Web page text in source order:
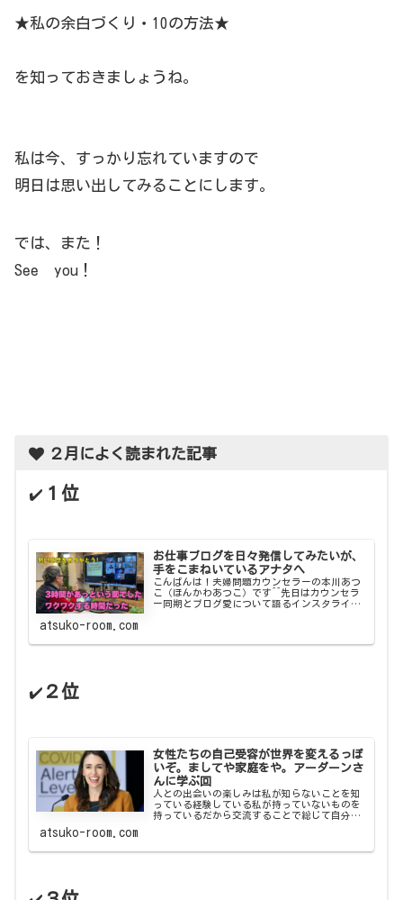
★私の余白づくり・10の方法★
を知っておきましょうね。
私は今、すっかり忘れていますので
明日は思い出してみることにします。
では、また！
See you！
２月によく読まれた記事
✔️ １位
お仕事ブログを日々発信してみたいが、
手をこまねいているアナタへ
こんばんは！夫婦問題カウンセラーの本川あつ
こ（ほんかわあつこ）です^^先日はカウンセラ
ー同期とブログ愛について語るインスタライブ
atsuko-room.com
✔️ ２位
女性たちの自己受容が世界を変えるっぽ
いぞ。ましてや家庭をや。アーダーンさ
んに学ぶ回
人との出会いの楽しみは私が知らないことを知
っている経験している私が持っていないものを
持っているだから交流することで総じて自分が
atsuko-room.com